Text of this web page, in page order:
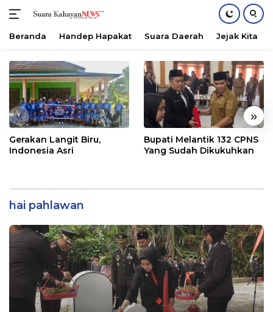
konten
Beranda Handep Hapakat Suara Daerah Jejak Kita
« »
Gerakan Langit Biru,
Indonesia Asri
Bupati Melantik 132 CPNS
Yang Sudah Dikukuhkan
hai pahlawan